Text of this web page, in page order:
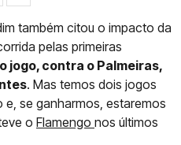
também citou o impacto da
pelas primeiras
jogo, contra o Palmeiras,
. Mas temos dois jogos
e, se ganharmos, estaremos
o Flamengo nos últimos